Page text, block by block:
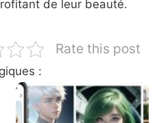
de leur beauté.
Rate this post
: